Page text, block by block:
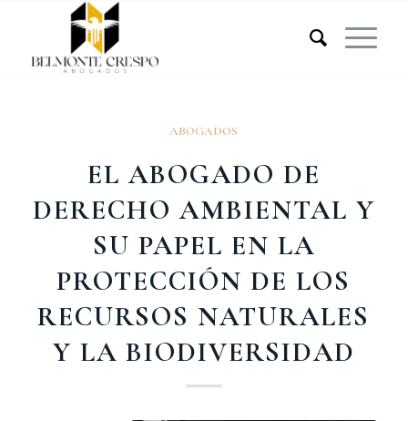
ABOGADOS
EL ABOGADO DE
DERECHO AMBIENTAL Y
SU PAPEL EN LA
PROTECCIÓN DE LOS
RECURSOS NATURALES
Y LA BIODIVERSIDAD